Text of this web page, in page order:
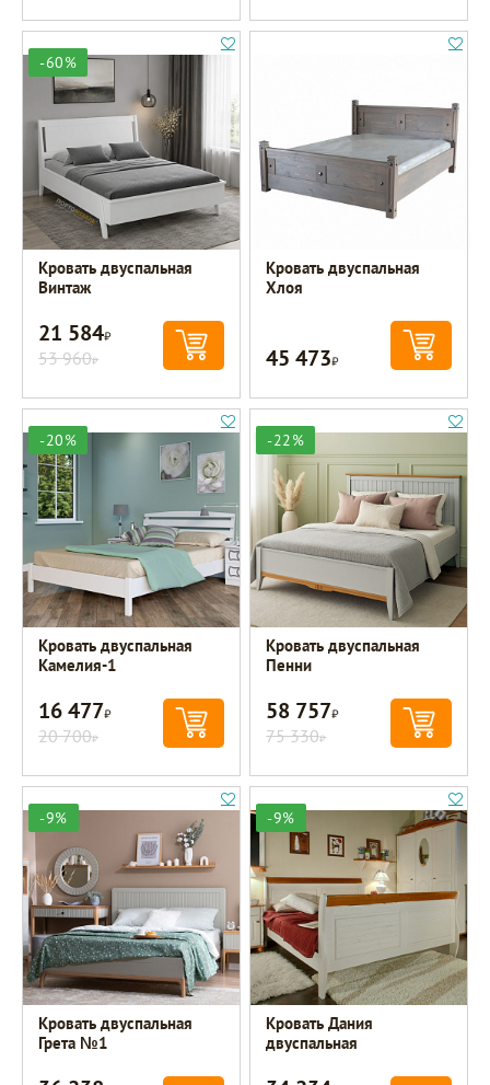
-60%
Кровать двуспальная
Винтаж
21 584Р
53 960Р
Кровать двуспальная
Хлоя
45 473Р
-20%
Кровать двуспальная
Камелия-1
16 477Р
20 700Р
-22%
Кровать двуспальная
Пенни
58 757Р
75 330Р
-9%
Кровать двуспальная
Грета №1
-9%
Кровать Дания
двуспальная